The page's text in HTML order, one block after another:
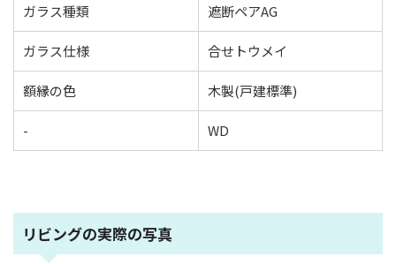
ガラス種類 遮断ペアAG
ガラス仕様 合せトウメイ
額縁の色 木製(戸建標準)
- WD
リビングの実際の写真